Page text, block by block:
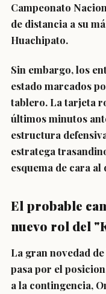
Campeonato
de distancia a su
Huachipato.
Sin embargo, los
estado marcados
tablero. La tarjeta
últimos minutos
estructura
estratega
esquema de cara
El probable
nuevo rol del
La gran novedad
pasa por el
a la contingencia,